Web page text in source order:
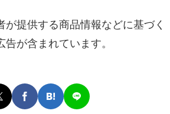
が提供する商品情報などに基づく
が含まれています。